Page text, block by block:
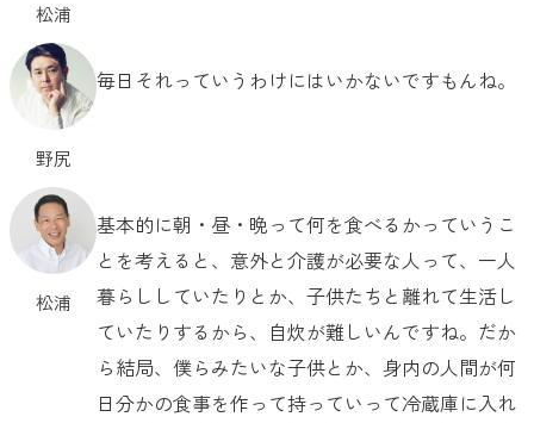
松浦
野尻
毎日それっていうわけにはいかないですもんね。
松浦
基本的に朝・昼・晩って何を食べるかっていうこ
とを考えると、意外と介護が必要な人って、一人
暮らししていたりとか、子供たちと離れて生活し
ていたりするから、自炊が難しいんですね。だか
ら結局、僕らみたいな子供とか、身内の人間が何
日分かの食事を作って持っていって冷蔵庫に入れ